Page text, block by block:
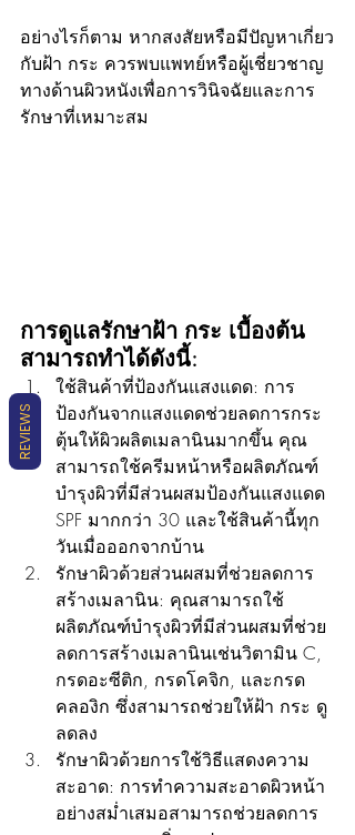
อย่างไรก็ตาม หากสงสัยหรือมีปัญหาเกี่ยว
กับฝ้า กระ ควรพบแพทย์หรือผู้เชี่ยวชาญ
ทางด้านผิวหนังเพื่อการวินิจฉัยและการ
รักษาที่เหมาะสม
การดูแลรักษาฝ้า กระ เบื้องต้น
สามารถทำได้ดังนี้:
ใช้สินค้าที่ป้องกันแสงแดด: การ
ป้องกันจากแสงแดดช่วยลดการกระ
ตุ้นให้ผิวผลิตเมลานินมากขึ้น คุณ
สามารถใช้ครีมหน้าหรือผลิตภัณฑ์
บำรุงผิวที่มีส่วนผสมป้องกันแสงแดด
SPF มากกว่า 30 และใช้สินค้านี้ทุก
วันเมื่อออกจากบ้าน
รักษาผิวด้วยส่วนผสมที่ช่วยลดการ
สร้างเมลานิน: คุณสามารถใช้
ผลิตภัณฑ์บำรุงผิวที่มีส่วนผสมที่ช่วย
ลดการสร้างเมลานินเช่นวิตามิน C,
กรดอะซีติก, กรดโคจิก, และกรด
คลองิก ซึ่งสามารถช่วยให้ฝ้า กระ ดู
ลดลง
รักษาผิวด้วยการใช้วิธีแสดงความ
สะอาด: การทำความสะอาดผิวหน้า
อย่างสม่ำเสมอสามารถช่วยลดการ
REVIEWS